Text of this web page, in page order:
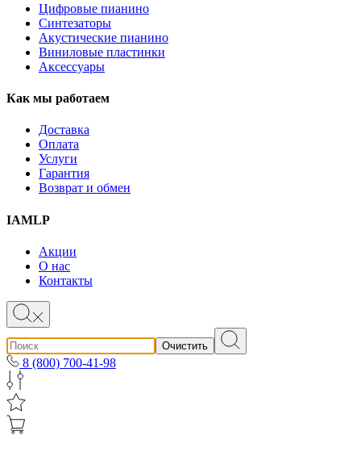
Цифровые пианино
Синтезаторы
Акустические пианино
Виниловые пластинки
Аксессуары
Как мы работаем
Доставка
Оплата
Услуги
Гарантия
Возврат и обмен
IAMLP
Акции
О нас
Контакты
Очистить
8 (800) 700-41-98